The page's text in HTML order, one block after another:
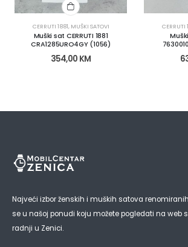
CERRUTI 1881, MUŠKI SATOVI
Muški sat CERRUTI 1881
CRA1285URO4GY (1056)
354,00 KM
CERRUTI
Najveći izbor ženskih i muških satova
se u našoj ponudi koju možete pogledati na web
radnji u Zenici.